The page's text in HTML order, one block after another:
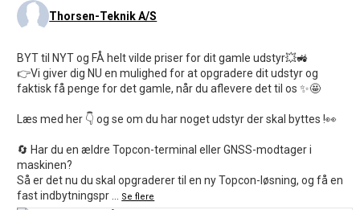
Thorsen-Teknik A/S
BYT til NYT og FÅ helt vilde priser for dit gamle udstyr💥🚜
👉Vi giver dig NU en mulighed for at opgradere dit udstyr og
faktisk få penge for det gamle, når du aflevere det til os ✨🤩
Læs med her 👇 og se om du har noget udstyr der skal byttes !👀
🔄 Har du en ældre Topcon-terminal eller GNSS-modtager i
maskinen?
Så er det nu du skal opgraderer til en ny Topcon-løsning, og få en
fast indbytningspr
Se flere